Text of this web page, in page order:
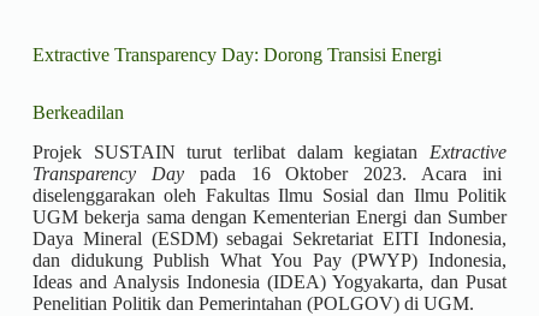
Extractive Transparency Day: Dorong Transisi Energi
Berkeadilan
Projek SUSTAIN turut terlibat dalam kegiatan Extractive
Transparency Daypada 16 Oktober 2023. Acara ini
diselenggarakan oleh Fakultas Ilmu Sosial dan Ilmu Politik
UGM bekerja sama dengan Kementerian Energi dan Sumber
Daya Mineral (ESDM) sebagai Sekretariat EITI Indonesia,
dan didukung Publish What You Pay (PWYP) Indonesia,
Ideas and Analysis Indonesia (IDEA) Yogyakarta, dan Pusat
Penelitian Politik dan Pemerintahan (POLGOV) di UGM.